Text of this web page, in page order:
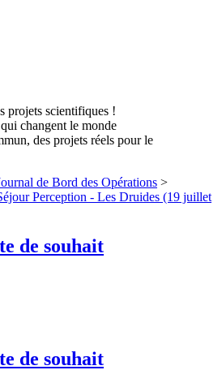
projets scientifiques !
changent le monde
des projets réels pour le
de Bord des Opérations >
Perception - Les Druides (19 juillet
de souhait
de souhait